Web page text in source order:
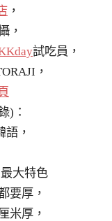
，
，
試吃員，
，
)：
，
大特色
要厚，
米厚，